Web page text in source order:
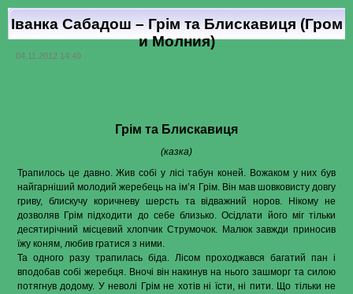
Іванка Сабадош – Грім та Блискавиця (Гром
и Молния)
04.11.2012 14:49
Грім та Блискавиця
(казка)
Трапилось це давно. Жив собі у лісі табун коней. Вожаком у них був
найгарніший молодий жеребець на ім’я Грім. Він мав шовковисту довгу
гриву, блискучу коричневу шерсть та відважний норов. Нікому не
дозволяв Грім підходити до себе близько. Осідлати його міг тільки
десятирічний місцевий хлопчик Струмочок. Малюк завжди приносив
їжу коням, любив гратися з ними.
Та одного разу трапилась біда. Лісом проходжався багатий пан і
вподобав собі жеребця. Вночі він накинув на нього зашморг та силою
потягнув додому. У неволі Грім не хотів ні їсти, ні пити. Що тільки не